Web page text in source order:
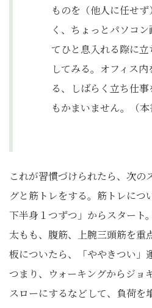
ものを（他人に任せ
く、ちょっとパソコ
てひと息入れる際に
してみる。オフィス
る、しばらく立ち仕
もかまいません。（本
これが習慣づけられたら、次の
グと筋トレをする。筋トレにつ
下半身１つずつ」からスタート
太もも、腹筋、上腕三頭筋を重
板についたら、「ややきつい」
つまり、ウォーキングからジョ
スローにするなどして、負荷を